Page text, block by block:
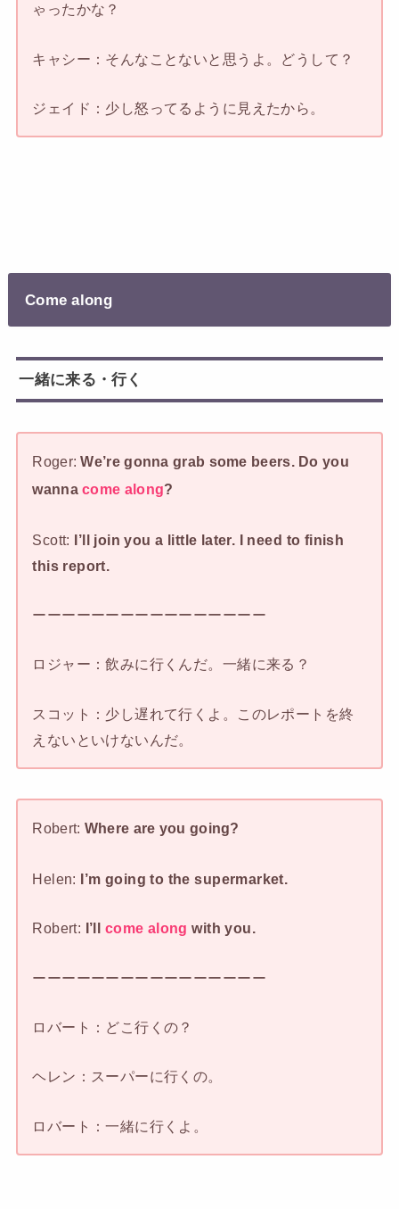
ゃったかな？
キャシー：そんなことないと思うよ。どうして？
ジェイド：少し怒ってるように見えたから。
Come along
一緒に来る・行く
Roger:We’re gonna grab some beers. Do you
wannacome along?
Scott: I’ll join you a little later. I need to finish
this report.
ーーーーーーーーーーーーーーーー
ロジャー：飲みに行くんだ。一緒に来る？
スコット：少し遅れて行くよ。このレポートを終
えないといけないんだ。
Robert: Where are you going?
Helen: I’m going to the supermarket.
Robert: I’ll come along with you.
ーーーーーーーーーーーーーーーー
ロバート：どこ行くの？
ヘレン：スーパーに行くの。
ロバート：一緒に行くよ。